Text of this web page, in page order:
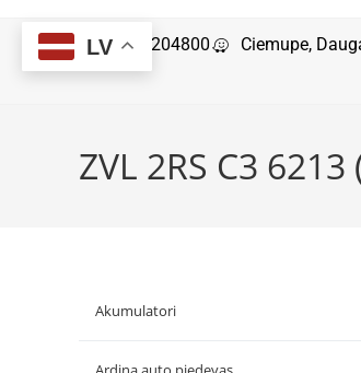
29204800 Ciemupe,
ZVL 2RS C3
Akumulatori
LV